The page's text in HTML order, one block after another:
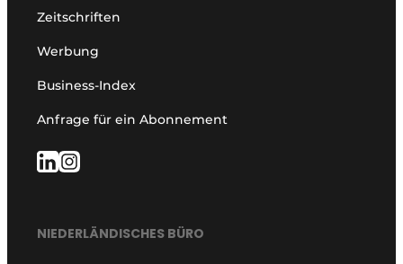
Zeitschriften
Werbung
Business-Index
Anfrage für ein Abonnement
NIEDERLÄNDISCHES BÜRO